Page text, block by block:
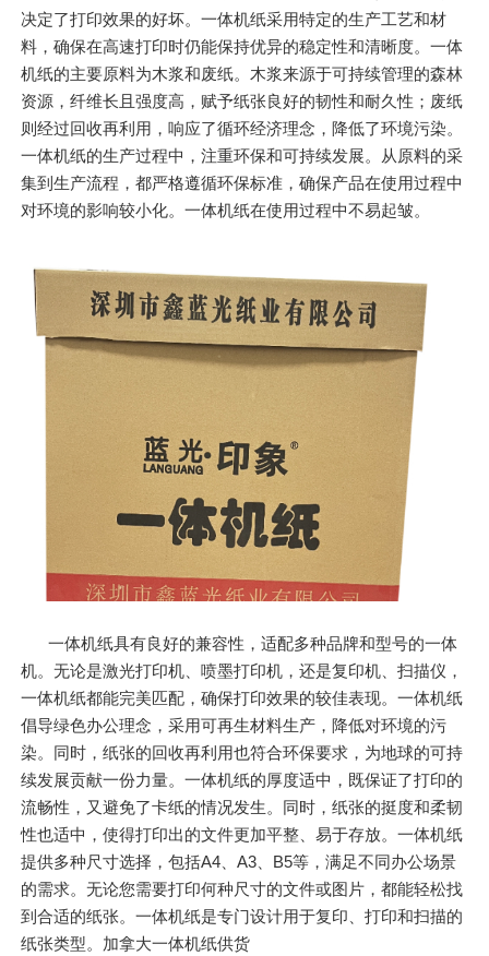
决定了打印效果的好坏。一体机纸采用特定的生产工艺和材
料，确保在高速打印时仍能保持优异的稳定性和清晰度。一体
机纸的主要原料为木浆和废纸。木浆来源于可持续管理的森林
资源，纤维长且强度高，赋予纸张良好的韧性和耐久性；废纸
则经过回收再利用，响应了循环经济理念，降低了环境污染。
一体机纸的生产过程中，注重环保和可持续发展。从原料的采
集到生产流程，都严格遵循环保标准，确保产品在使用过程中
对环境的影响较小化。一体机纸在使用过程中不易起皱。
一体机纸具有良好的兼容性，适配多种品牌和型号的一体
机。无论是激光打印机、喷墨打印机，还是复印机、扫描仪，
一体机纸都能完美匹配，确保打印效果的较佳表现。一体机纸
倡导绿色办公理念，采用可再生材料生产，降低对环境的污
染。同时，纸张的回收再利用也符合环保要求，为地球的可持
续发展贡献一份力量。一体机纸的厚度适中，既保证了打印的
流畅性，又避免了卡纸的情况发生。同时，纸张的挺度和柔韧
性也适中，使得打印出的文件更加平整、易于存放。一体机纸
提供多种尺寸选择，包括A4、A3、B5等，满足不同办公场景
的需求。无论您需要打印何种尺寸的文件或图片，都能轻松找
到合适的纸张。一体机纸是专门设计用于复印、打印和扫描的
纸张类型。加拿大一体机纸供货